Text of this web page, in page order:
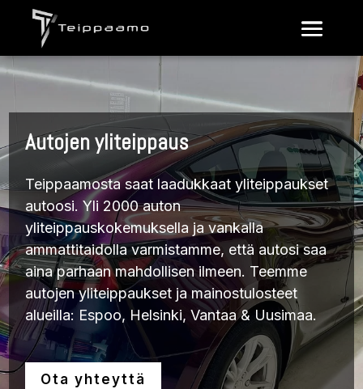
Videotoistin
Autojen yliteippaus
Teippaamosta saat laadukkaat yliteippaukset
autoosi. Yli 2000 auton
yliteippauskokemuksella ja vankalla
ammattitaidolla varmistamme, että autosi saa
aina parhaan mahdollisen ilmeen. Teemme
autojen yliteippaukset ja mainostulosteet
alueilla: Espoo, Helsinki, Vantaa & Uusimaa.
Ota yhteyttä